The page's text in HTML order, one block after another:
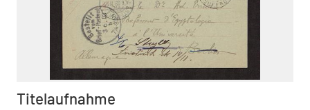
Titelaufnahme